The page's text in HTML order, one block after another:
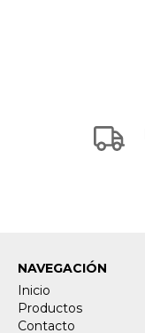
NAVEGACIÓN
Inicio
Productos
Contacto